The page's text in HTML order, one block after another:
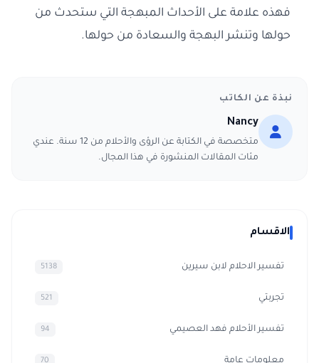
فهذه علامة على الأحداث المبهجة التي ستحدث من
حولها وتنشر البهجة والسعادة من حولها.
نبذة عن الكاتب
Nancy
متخصصة في الكتابة عن الرؤى والأحلام من 12 سنة. عندي
مئات المقالات المنشورة في هذا المجال.
الاقسام
تفسير الاحلام لابن سيرين 5138
تجربتي 521
تفسير الأحلام فهد العصيمي 94
معلومات عامة 70